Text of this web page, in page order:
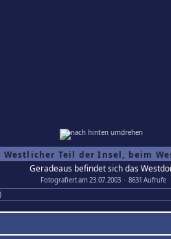
Westlicher Teil der Insel, beim
Geradeaus befindet sich das
Fotografiert am 23.07.2003 · 8631 Aufrufe